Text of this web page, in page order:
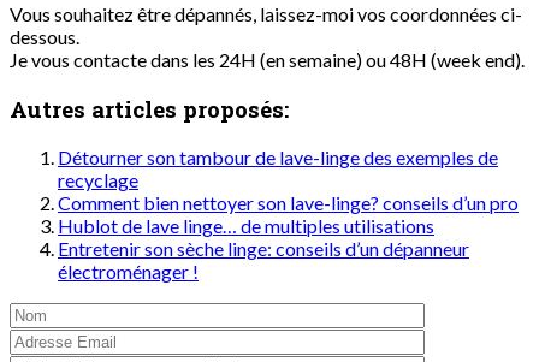
Vous souhaitez être dépannés, laissez-moi vos coordonnées ci-
dessous.
Je vous contacte dans les 24H (en semaine) ou 48H (week end).
Autres articles proposés:
Détourner son tambour de lave-linge des exemples de
recyclage
Comment bien nettoyer son lave-linge? conseils d’un pro
Hublot de lave linge… de multiples utilisations
Entretenir son sèche linge: conseils d’un dépanneur
électroménager !